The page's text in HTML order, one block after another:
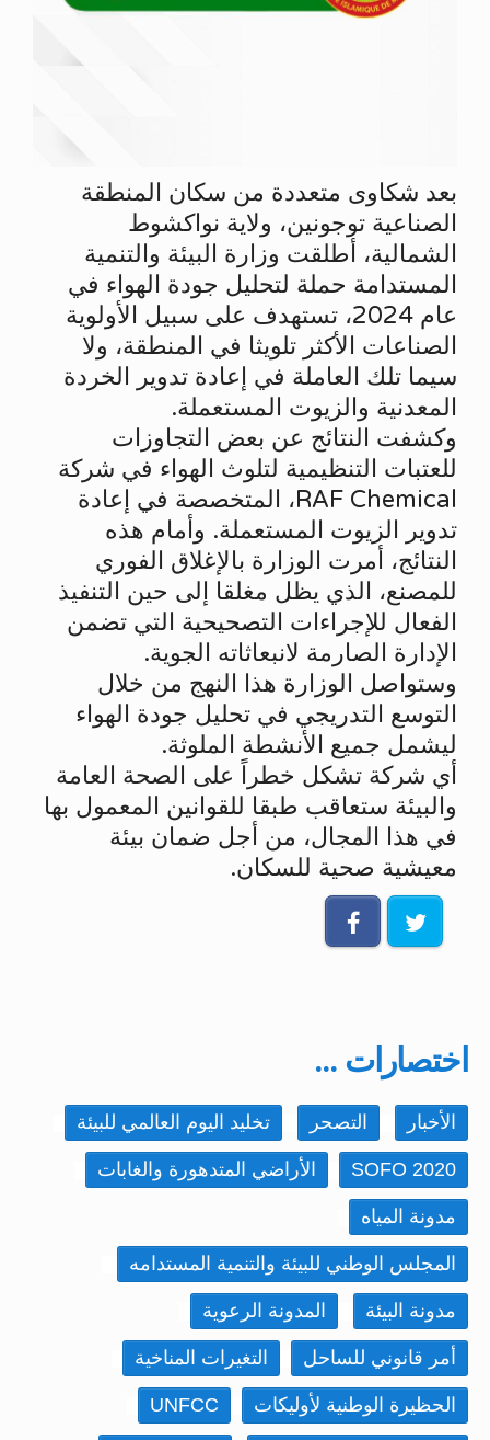
بعد شكاوى متعددة من سكان المنطقة
الصناعية توجونين، ولاية نواكشوط
الشمالية، أطلقت وزارة البيئة والتنمية
المستدامة حملة لتحليل جودة الهواء في
عام 2024، تستهدف على سبيل الأولوية
الصناعات الأكثر تلويثا في المنطقة، ولا
سيما تلك العاملة في إعادة تدوير الخردة
المعدنية والزيوت المستعملة.
وكشفت النتائج عن بعض التجاوزات
للعتبات التنظيمية لتلوث الهواء في شركة
RAF Chemical، المتخصصة في إعادة
تدوير الزيوت المستعملة. وأمام هذه
النتائج، أمرت الوزارة بالإغلاق الفوري
للمصنع، الذي يظل مغلقا إلى حين التنفيذ
الفعال للإجراءات التصحيحية التي تضمن
الإدارة الصارمة لانبعاثاته الجوية.
وستواصل الوزارة هذا النهج من خلال
التوسع التدريجي في تحليل جودة الهواء
ليشمل جميع الأنشطة الملوثة.
أي شركة تشكل خطراً على الصحة العامة
والبيئة ستعاقب طبقا للقوانين المعمول بها
في هذا المجال، من أجل ضمان بيئة
معيشية صحية للسكان.
اختصارات ...
الأخبار التصحر تخليد اليوم العالمي للبيئة
SOFO 2020 الأراضي المتدهورة والغابات
مدونة المياه
المجلس الوطني للبيئة والتنمية المستدامه
مدونة البيئة المدونة الرعوية
أمر قانوني للساحل التغيرات المناخية
الحظيرة الوطنية لأوليكات UNFCC